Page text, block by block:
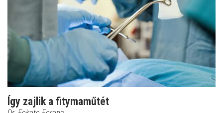
Így zajlik a fitymaműtét